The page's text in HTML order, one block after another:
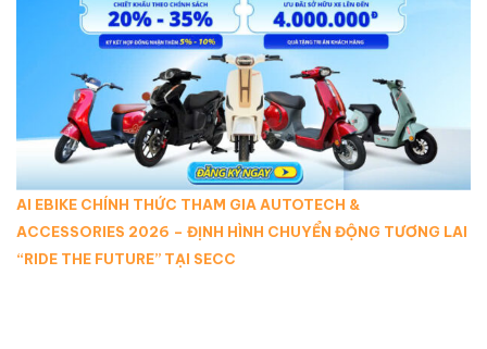
AI EBIKE CHÍNH THỨC THAM GIA AUTOTECH &
ACCESSORIES 2026 – ĐỊNH HÌNH CHUYỂN ĐỘNG TƯƠNG LAI
“RIDE THE FUTURE” TẠI SECC